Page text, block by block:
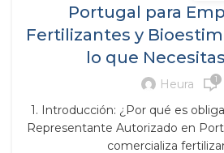
Portugal para
Fertilizantes y
lo que
Heura 1
1. Introducción: ¿Por qué es
Representante Autorizado en
comercializa